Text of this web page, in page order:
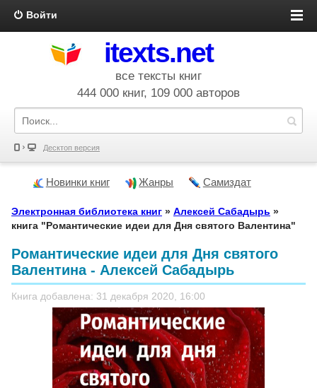
Войти
itexts.net
все тексты книг
444 000 книг, 109 000 авторов
Десктоп версия
Новинки книг Жанры Самиздат
Электронная библиотека книг » Алексей Сабадырь »
книга "Романтические идеи для Дня святого Валентина"
Романтические идеи для Дня святого
Валентина - Алексей Сабадырь
Книга добавлена: 31 декабря 2020, 16:00